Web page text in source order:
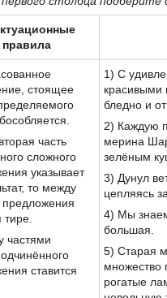
правила
стоящее
часть
сложного
указывает
то между
предложения
тире.
частями
ставится
1) С
красивыми
бледно и
2) Каждую
мерина
зелёным
3) Дунул
цепляясь
4) Мы
большая.
5) Старая
множество
рогатые